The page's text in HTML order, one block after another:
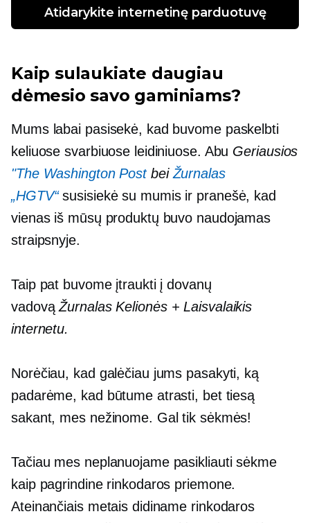
Atidarykite internetinę parduotuvę
Kaip sulaukiate daugiau
dėmesio savo gaminiams?
Mums labai pasisekė, kad buvome paskelbti
keliuose svarbiuose leidiniuose. Abu Geriausios
"The Washington Postbei Žurnalas
„HGTV“susisiekė su mumis ir pranešė, kad
vienas iš mūsų produktų buvo naudojamas
straipsnyje.
Taip pat buvome įtraukti į dovanų
vadovąŽurnalas Kelionės + Laisvalaikis
internetu.
Norėčiau, kad galėčiau jums pasakyti, ką
padarėme, kad būtume atrasti, bet tiesą
sakant, mes nežinome. Gal tik sėkmės!
Tačiau mes neplanuojame pasikliauti sėkme
kaip pagrindine rinkodaros priemone.
Ateinančiais metais didiname rinkodaros